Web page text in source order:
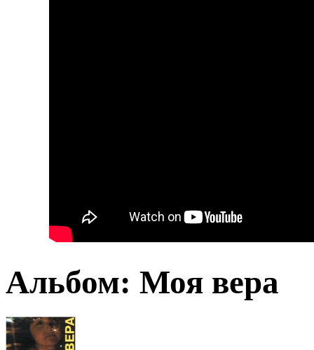
Альбом: Моя вера